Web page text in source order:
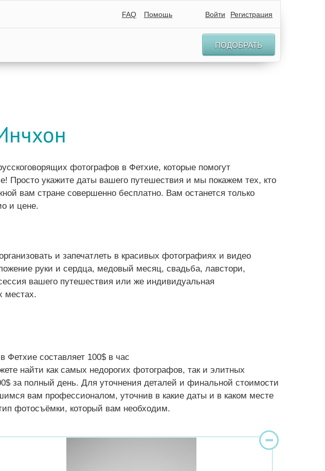
FAQ Помощь Войти Регистрация
ПОДОБРАТЬ
фотографов в Фетхие, которые помогут
Просто укажите даты вашего путешествия и мы покажем тех, кто
вам стране совершенно бесплатно. Вам останется только
и цене.
и запечатлеть в красивых фотографиях и видео
руки и сердца, медовый месяц, свадьба, лавстори,
вашего путешествия или же индивидуальная
местах.
составляет 100$ в час
найти как самых недорогих фотографов, так и элитных
за полный день. Для уточнения деталей и финальной стоимости
вам профессионалом, уточнив в какие даты и в каком месте
фотосъёмки, который вам необходим.